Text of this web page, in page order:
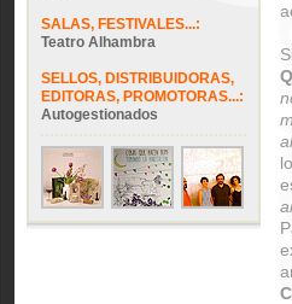
SALAS, FESTIVALES...:
Teatro Alhambra
SELLOS, DISTRIBUIDORAS,
EDITORAS, PROMOTORAS...:
Autogestionados